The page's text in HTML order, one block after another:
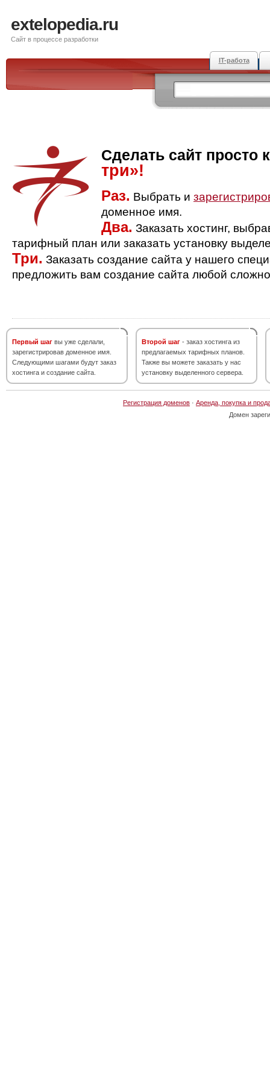
extelopedia.ru
Сайт в процессе разработки
IT-работа
Сделать сайт просто
три»!
Раз. Выбрать и
доменное имя.
Два. Заказать хостинг,
тарифный план или заказать установку
Три. Заказать создание сайта у нашего
предложить вам создание сайта любой
Первый шаг вы уже сделали,
зарегистрировав доменное имя.
Следующими шагами будут заказ
хостинга и создание сайта.
Второй шаг - заказ хостинга из
предлагаемых тарифных планов.
Также вы можете заказать у нас
установку выделенного сервера.
Регистрация доменов · Аренда, покупка и
Домен